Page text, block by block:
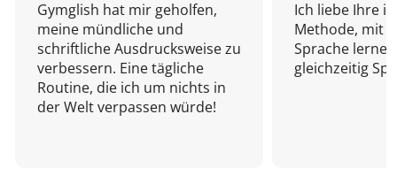
Gymglish hat mir geholfen,
meine mündliche und
schriftliche Ausdrucksweise zu
verbessern. Eine tägliche
Routine, die ich um nichts in
der Welt verpassen würde!
Ich liebe Ihre
Methode, mit
Sprache
gleichzeitig